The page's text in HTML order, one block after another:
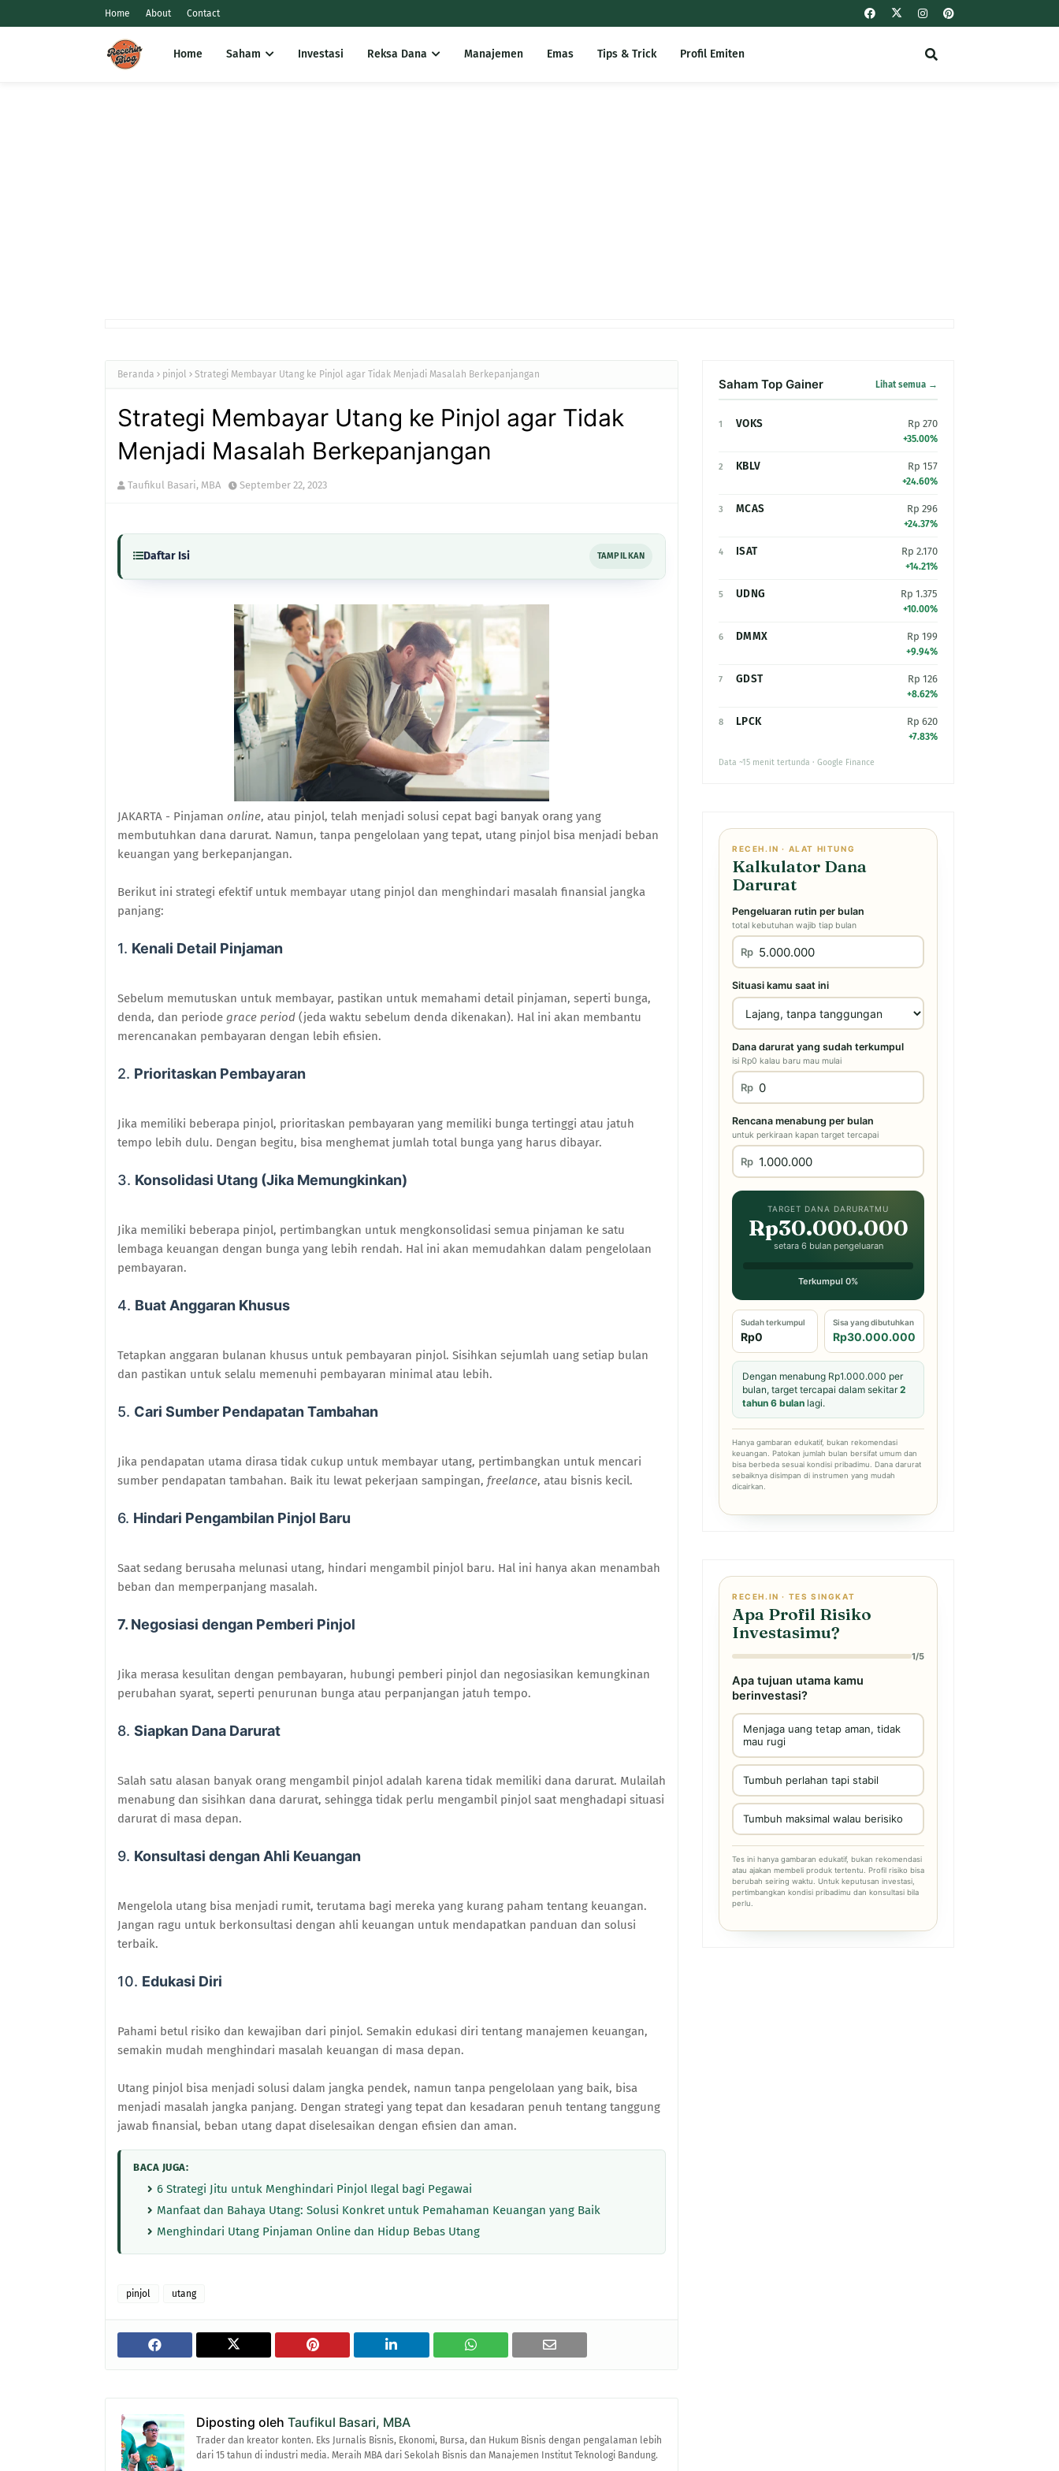
Home About Contact
Home Saham Investasi Reksa Dana Manajemen Emas Tips & Trick Profil Emiten
Beranda pinjol Strategi Membayar Utang ke Pinjol agar Tidak Menjadi Masalah Berkepanjangan
Strategi Membayar Utang ke Pinjol agar Tidak
Menjadi Masalah Berkepanjangan
Taufikul Basari, MBA September 22, 2023
Daftar Isi TAMPILKAN
JAKARTA - Pinjaman online, atau pinjol, telah menjadi solusi cepat bagi banyak orang yang
membutuhkan dana darurat. Namun, tanpa pengelolaan yang tepat, utang pinjol bisa menjadi beban
keuangan yang berkepanjangan.
Berikut ini strategi efektif untuk membayar utang pinjol dan menghindari masalah finansial jangka
panjang:
1. Kenali Detail Pinjaman
Sebelum memutuskan untuk membayar, pastikan untuk memahami detail pinjaman, seperti bunga,
denda, dan periode grace period (jeda waktu sebelum denda dikenakan). Hal ini akan membantu
merencanakan pembayaran dengan lebih efisien.
2. Prioritaskan Pembayaran
Jika memiliki beberapa pinjol, prioritaskan pembayaran yang memiliki bunga tertinggi atau jatuh
tempo lebih dulu. Dengan begitu, bisa menghemat jumlah total bunga yang harus dibayar.
3. Konsolidasi Utang (Jika Memungkinkan)
Jika memiliki beberapa pinjol, pertimbangkan untuk mengkonsolidasi semua pinjaman ke satu
lembaga keuangan dengan bunga yang lebih rendah. Hal ini akan memudahkan dalam pengelolaan
pembayaran.
4. Buat Anggaran Khusus
Tetapkan anggaran bulanan khusus untuk pembayaran pinjol. Sisihkan sejumlah uang setiap bulan
dan pastikan untuk selalu memenuhi pembayaran minimal atau lebih.
5. Cari Sumber Pendapatan Tambahan
Jika pendapatan utama dirasa tidak cukup untuk membayar utang, pertimbangkan untuk mencari
sumber pendapatan tambahan. Baik itu lewat pekerjaan sampingan, freelance, atau bisnis kecil.
6. Hindari Pengambilan Pinjol Baru
Saat sedang berusaha melunasi utang, hindari mengambil pinjol baru. Hal ini hanya akan menambah
beban dan memperpanjang masalah.
7. Negosiasi dengan Pemberi Pinjol
Jika merasa kesulitan dengan pembayaran, hubungi pemberi pinjol dan negosiasikan kemungkinan
perubahan syarat, seperti penurunan bunga atau perpanjangan jatuh tempo.
8. Siapkan Dana Darurat
Salah satu alasan banyak orang mengambil pinjol adalah karena tidak memiliki dana darurat. Mulailah
menabung dan sisihkan dana darurat, sehingga tidak perlu mengambil pinjol saat menghadapi situasi
darurat di masa depan.
9. Konsultasi dengan Ahli Keuangan
Mengelola utang bisa menjadi rumit, terutama bagi mereka yang kurang paham tentang keuangan.
Jangan ragu untuk berkonsultasi dengan ahli keuangan untuk mendapatkan panduan dan solusi
terbaik.
10. Edukasi Diri
Pahami betul risiko dan kewajiban dari pinjol. Semakin edukasi diri tentang manajemen keuangan,
semakin mudah menghindari masalah keuangan di masa depan.
Utang pinjol bisa menjadi solusi dalam jangka pendek, namun tanpa pengelolaan yang baik, bisa
menjadi masalah jangka panjang. Dengan strategi yang tepat dan kesadaran penuh tentang tanggung
jawab finansial, beban utang dapat diselesaikan dengan efisien dan aman.
BACA JUGA:
6 Strategi Jitu untuk Menghindari Pinjol Ilegal bagi Pegawai
Manfaat dan Bahaya Utang: Solusi Konkret untuk Pemahaman Keuangan yang Baik
Menghindari Utang Pinjaman Online dan Hidup Bebas Utang
pinjol utang
Diposting oleh Taufikul Basari, MBA
Trader dan kreator konten. Eks Jurnalis Bisnis, Ekonomi, Bursa, dan Hukum Bisnis dengan pengalaman lebih
dari 15 tahun di industri media. Meraih MBA dari Sekolah Bisnis dan Manajemen Institut Teknologi Bandung.
Saham Top Gainer Lihat semua →
1 VOKS Rp 270
+35.00%
2 KBLV Rp 157
+24.60%
3 MCAS Rp 296
+24.37%
4 ISAT Rp 2.170
+14.21%
5 UDNG Rp 1.375
+10.00%
6 DMMX Rp 199
+9.94%
7 GDST Rp 126
+8.62%
8 LPCK Rp 620
+7.83%
Data ~15 menit tertunda · Google Finance
RECEH.IN · ALAT HITUNG
Kalkulator Dana
Darurat
Pengeluaran rutin per bulan
total kebutuhan wajib tiap bulan
Rp
Situasi kamu saat ini
Dana darurat yang sudah terkumpul
isi Rp0 kalau baru mau mulai
Rp
Rencana menabung per bulan
untuk perkiraan kapan target tercapai
Rp
TARGET DANA DARURATMU
Rp30.000.000
setara 6 bulan pengeluaran
Terkumpul 0%
Sudah terkumpul
Rp0
Sisa yang dibutuhkan
Rp30.000.000
Dengan menabung Rp1.000.000 per
bulan, target tercapai dalam sekitar2
tahun 6 bulan lagi.
Hanya gambaran edukatif, bukan rekomendasi
keuangan. Patokan jumlah bulan bersifat umum dan
bisa berbeda sesuai kondisi pribadimu. Dana darurat
sebaiknya disimpan di instrumen yang mudah
dicairkan.
RECEH.IN · TES SINGKAT
Apa Profil Risiko
Investasimu?
1/5
Apa tujuan utama kamu
berinvestasi?
Menjaga uang tetap aman, tidak
mau rugi
Tumbuh perlahan tapi stabil
Tumbuh maksimal walau berisiko
Tes ini hanya gambaran edukatif, bukan rekomendasi
atau ajakan membeli produk tertentu. Profil risiko bisa
berubah seiring waktu. Untuk keputusan investasi,
pertimbangkan kondisi pribadimu dan konsultasi bila
perlu.